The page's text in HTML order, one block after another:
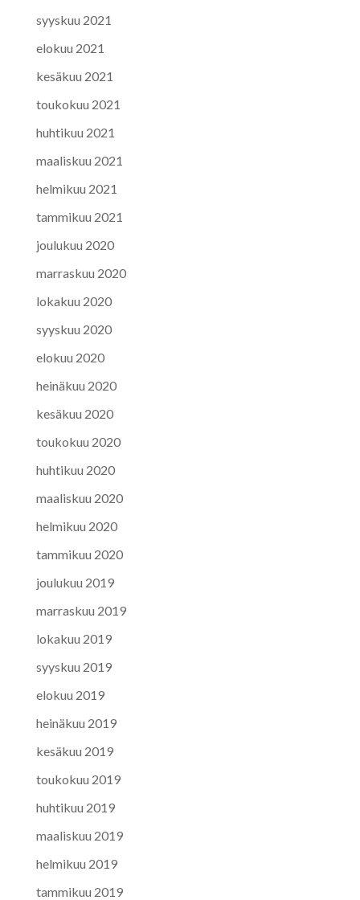
syyskuu 2021
elokuu 2021
kesäkuu 2021
toukokuu 2021
huhtikuu 2021
maaliskuu 2021
helmikuu 2021
tammikuu 2021
joulukuu 2020
marraskuu 2020
lokakuu 2020
syyskuu 2020
elokuu 2020
heinäkuu 2020
kesäkuu 2020
toukokuu 2020
huhtikuu 2020
maaliskuu 2020
helmikuu 2020
tammikuu 2020
joulukuu 2019
marraskuu 2019
lokakuu 2019
syyskuu 2019
elokuu 2019
heinäkuu 2019
kesäkuu 2019
toukokuu 2019
huhtikuu 2019
maaliskuu 2019
helmikuu 2019
tammikuu 2019